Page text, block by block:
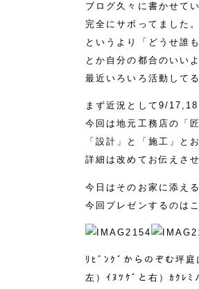
ブログ久々に書かせて
完全にサボってました。
というより「どうせ誰
とか自分の都合のいい
最近いろいろ活動して
まず近況として9/
今回は地元工務店の「
「設計」と「施工」と
詳細は改めてお伝えさ
今日はそのお家に添え
今回プレゼンするのは
ﾘﾋﾞﾝｸﾞからのぞむ坪庭
左）ｲﾇﾂｹﾞと右）ｶｸﾚﾐ